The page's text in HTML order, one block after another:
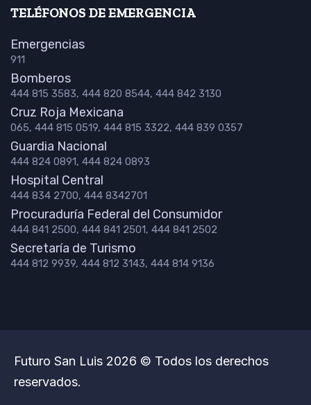
TELÉFONOS DE EMERGENCIA
Emergencias
911
Bomberos
444 815 3583, 444 820 8544, 444 842 3130
Cruz Roja Mexicana
065, 444 815 0519, 444 815 3322, 444 839 0357
Guardia Nacional
444 824 0891, 444 824 0893
Hospital Central
444 834 2700, 444 8342701
Procuraduría Federal del Consumidor
444 841 2500, 444 841 2501, 444 841 2502
Secretaría de Turismo
444 812 9939, 444 812 3143, 444 814 9136
Futuro San Luis 2026 © Todos los derechos
reservados.